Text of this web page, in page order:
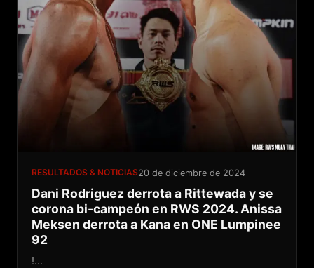
RESULTADOS & NOTICIAS20 de diciembre de 2024
Dani Rodriguez derrota a Rittewada y se
corona bi-campeón en RWS 2024. Anissa
Meksen derrota a Kana en ONE Lumpinee
92
!...